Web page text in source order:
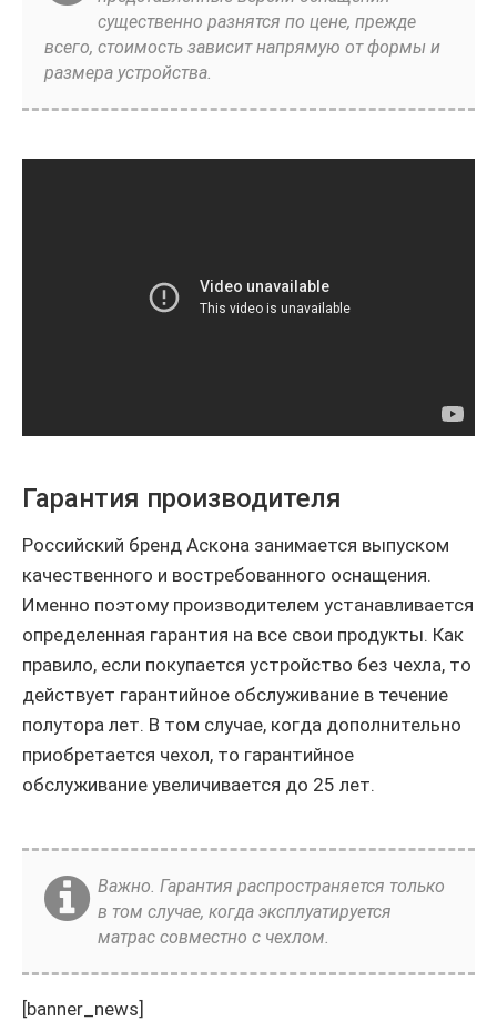
существенно разнятся по цене, прежде
всего, стоимость зависит напрямую от формы и
размера устройства.
Гарантия производителя
Российский бренд Аскона занимается выпуском
качественного и востребованного оснащения.
Именно поэтому производителем устанавливается
определенная гарантия на все свои продукты. Как
правило, если покупается устройство без чехла, то
действует гарантийное обслуживание в течение
полутора лет. В том случае, когда дополнительно
приобретается чехол, то гарантийное
обслуживание увеличивается до 25 лет.
Важно. Гарантия распространяется только
в том случае, когда эксплуатируется
матрас совместно с чехлом.
[banner_news]